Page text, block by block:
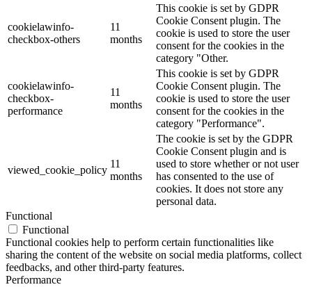
cookielawinfo-
checkbox-others
11
months
This cookie is set by GDPR
Cookie Consent plugin. The
cookie is used to store the user
consent for the cookies in the
category "Other.
cookielawinfo-
checkbox-
performance
11
months
This cookie is set by GDPR
Cookie Consent plugin. The
cookie is used to store the user
consent for the cookies in the
category "Performance".
viewed_cookie_policy
11
months
The cookie is set by the GDPR
Cookie Consent plugin and is
used to store whether or not user
has consented to the use of
cookies. It does not store any
personal data.
Functional
Functional
Functional cookies help to perform certain functionalities like
sharing the content of the website on social media platforms, collect
feedbacks, and other third-party features.
Performance